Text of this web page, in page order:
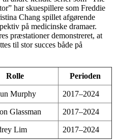
har skuespillere som Freddie
Chang spillet afgørende
på medicinske dramaer.
præstationer demonstreret, at
til stor succes både på
Rolle Perioden
Murphy 2017–2024
Glassman 2017–2024
Lim 2017–2024